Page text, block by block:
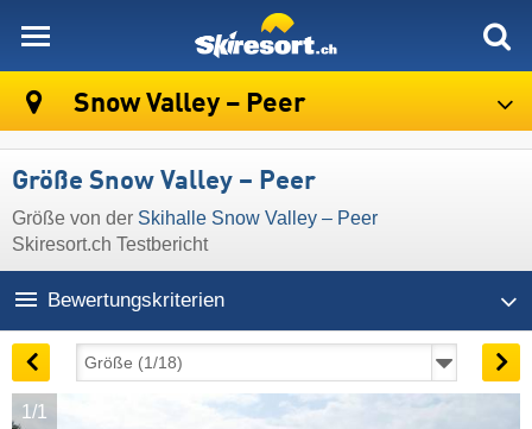
Snow Valley – Peer
Größe Snow Valley – Peer
Größe von der Skihalle Snow Valley – Peer
Skiresort.ch Testbericht
Bewertungskriterien
1/1